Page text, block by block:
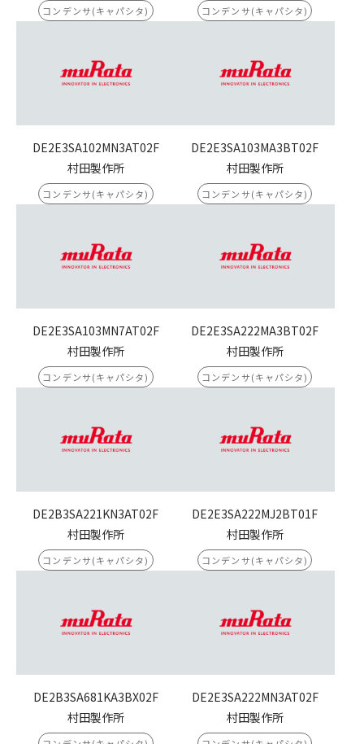
コンデンサ(キャパシタ) コンデンサ(キャパシタ)
DE2E3SA102MN3AT02F
村田製作所
コンデンサ(キャパシタ)
DE2E3SA103MA3BT02F
村田製作所
コンデンサ(キャパシタ)
DE2E3SA103MN7AT02F
村田製作所
コンデンサ(キャパシタ)
DE2E3SA222MA3BT02F
村田製作所
コンデンサ(キャパシタ)
DE2B3SA221KN3AT02F
村田製作所
コンデンサ(キャパシタ)
DE2E3SA222MJ2BT01F
村田製作所
コンデンサ(キャパシタ)
DE2B3SA681KA3BX02F
村田製作所
DE2E3SA222MN3AT02F
村田製作所